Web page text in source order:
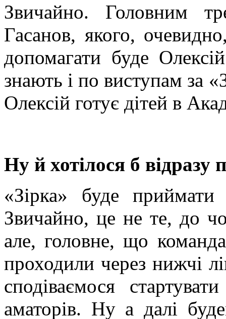
Звичайно. Головним
Гасанов, якого,
допомагати буде
знають і по виступам за
Олексій готує дітей в
Ну й хотілося б
«Зірка» буде приймати
Звичайно, це не те, до
але, головне, що
проходили через нижчі
сподіваємося
аматорів. Ну а далі